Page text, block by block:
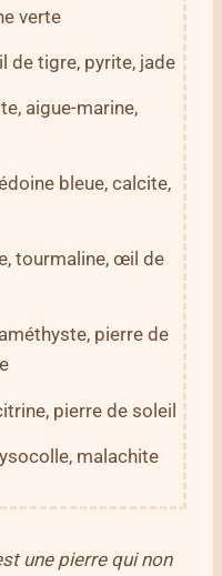
verte
de tigre, pyrite, jade
aigue-marine,
bleue, calcite,
tourmaline, œil de
pierre de
pierre de soleil
malachite
une pierre qui non